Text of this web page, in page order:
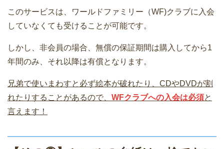
このサービスは、ワールドファミリー（WF)クラブに入会
していなくても受けることが可能です。
しかし、非会員の場合、無償の保証期間は購入してから1
年間のみ、それ以降は有償となります。
兄弟で使いまわすと必ず絵本が破れたり、CDやDVDが割
れたりすることがあるので、 WFクラブへの入会は必須と
言えます！